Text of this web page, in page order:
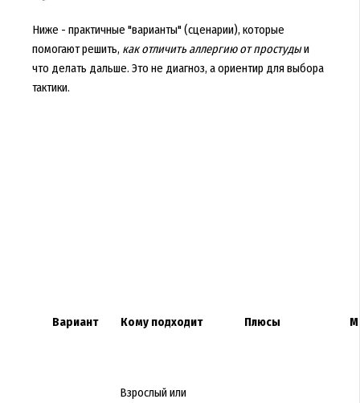
Ниже - практичные "варианты" (сценарии), которые
помогают решить, как отличить аллергию от простудыи
что делать дальше. Это не диагноз, а ориентир для выбора
тактики.
Вариант Кому подходит Плюсы
Взрослый или